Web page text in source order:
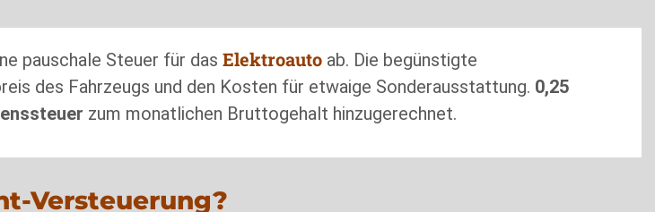
pauschale Steuer für das Elektroauto ab. Die begünstigte
des Fahrzeugs und den Kosten für etwaige Sonderausstattung. 0,25
zum monatlichen Bruttogehalt hinzugerechnet.
Versteuerung?